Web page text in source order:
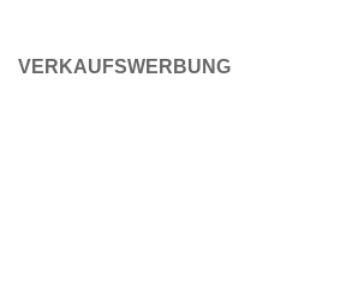
VERKAUFSWERBUNG